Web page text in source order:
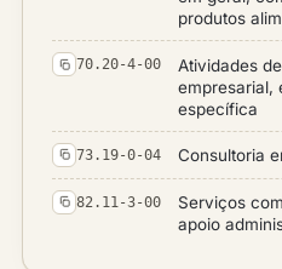
produtos
70.20-4-00
Atividades
empresarial,
específica
73.19-0-04 Consultoria
82.11-3-00
Serviços
apoio